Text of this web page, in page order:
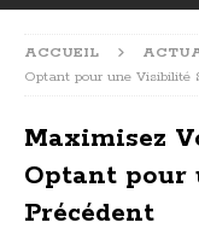
ACCUEIL
Optant pour une Visibilité
Maximisez
Optant pour
Précédent